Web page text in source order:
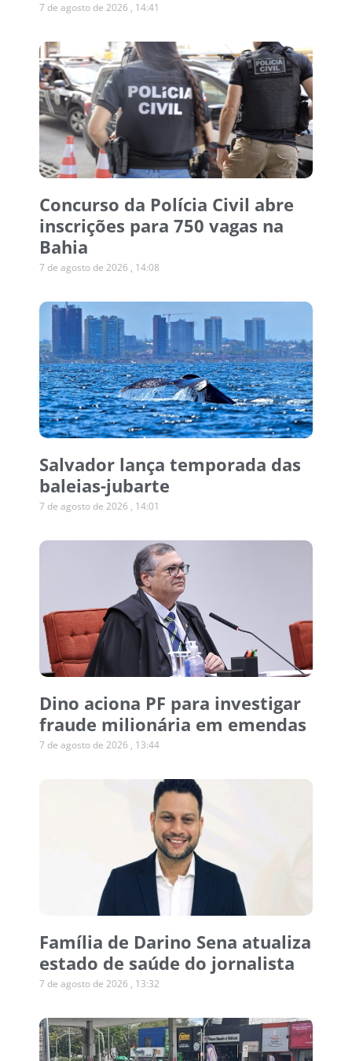
7 de agosto de 2026 14:41
Concurso da Polícia Civil abre
inscrições para 750 vagas na
Bahia
7 de agosto de 2026 14:08
Salvador lança temporada das
baleias-jubarte
7 de agosto de 2026 14:01
Dino aciona PF para investigar
fraude milionária em emendas
7 de agosto de 2026 13:44
Família de Darino Sena atualiza
estado de saúde do jornalista
7 de agosto de 2026 13:32